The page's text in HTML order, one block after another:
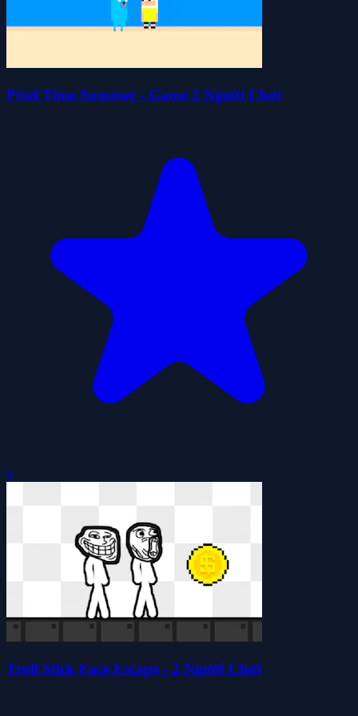
Pixel Time Summer - Game 2 Người Chơi
0
Troll Stick Face Escape - 2 Người Chơi